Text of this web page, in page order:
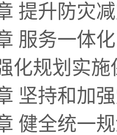
提升防灾
服务一体
化规划实
坚持和加
健全统一